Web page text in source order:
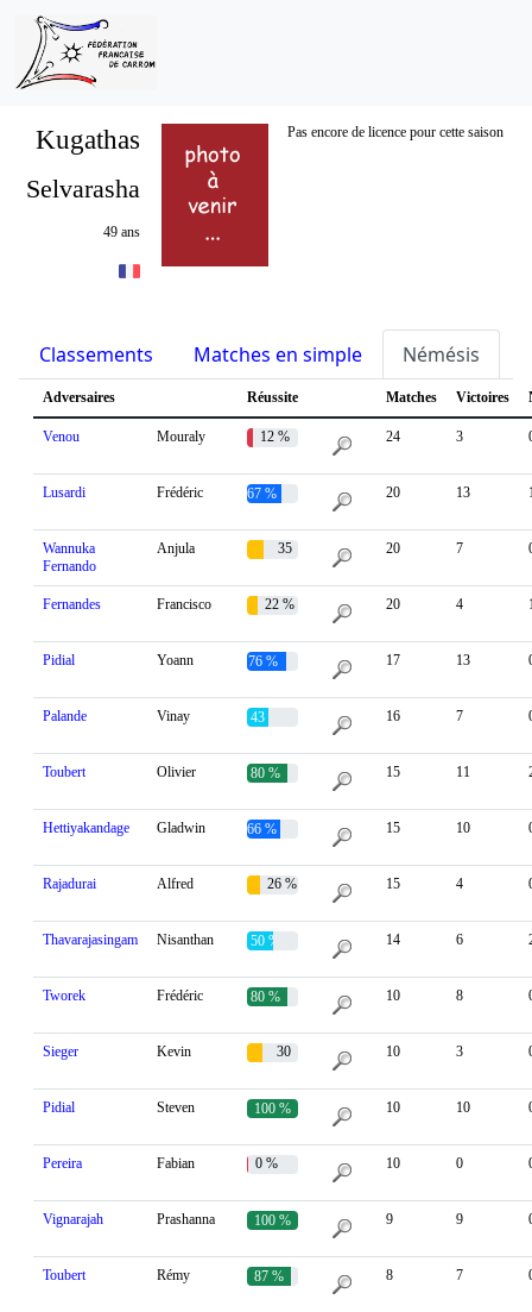
Kugathas Pas encore de licence pour cette saison
Selvarasha
49 ans
Classements Matches en simple Némésis
Adversaires Réussite Matches Victoires
Venou Mouraly 12 % 24 3
Lusardi Frédéric 67 % 20 13
Wannuka
Fernando
Anjula
35
20 7
Fernandes Francisco 22 % 20 4
Pidial Yoann 76 % 17 13
Palande Vinay 43 % 16 7
Toubert Olivier 80 % 15 11
Hettiyakandage Gladwin 66 % 15 10
Rajadurai Alfred 26 % 15 4
Thavarajasingam Nisanthan 50 % 14 6
Tworek Frédéric 80 % 10 8
Sieger Kevin
30
10 3
Pidial Steven 100 % 10 10
Pereira Fabian 0 % 10 0
Vignarajah Prashanna 100 % 9 9
Toubert Rémy 87 % 8 7